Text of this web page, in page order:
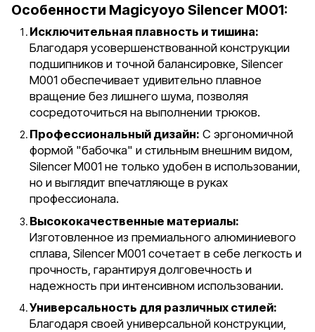
Особенности Magicyoyo Silencer M001:
Исключительная плавность и тишина:
Благодаря усовершенствованной конструкции
подшипников и точной балансировке, Silencer
M001 обеспечивает удивительно плавное
вращение без лишнего шума, позволяя
сосредоточиться на выполнении трюков.
Профессиональный дизайн: С эргономичной
формой "бабочка" и стильным внешним видом,
Silencer M001 не только удобен в использовании,
но и выглядит впечатляюще в руках
профессионала.
Высококачественные материалы:
Изготовленное из премиального алюминиевого
сплава, Silencer M001 сочетает в себе легкость и
прочность, гарантируя долговечность и
надежность при интенсивном использовании.
Универсальность для различных стилей:
Благодаря своей универсальной конструкции,